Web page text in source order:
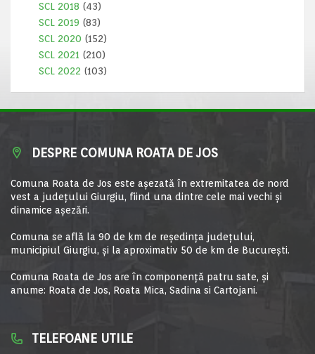
SCL 2018 (43)
SCL 2019 (83)
SCL 2020 (152)
SCL 2021 (210)
SCL 2022 (103)
DESPRE COMUNA ROATA DE JOS
Comuna Roata de Jos este aşezată în extremitatea de nord
vest a judeţului Giurgiu, fiind una dintre cele mai vechi şi
dinamice aşezări.
Comuna se află la 90 de km de reşedinţa judeţului,
municipiul Giurgiu, şi la aproximativ 50 de km de Bucureşti.
Comuna Roata de Jos are în componență patru sate, și
anume: Roata de Jos, Roata Mica, Sadina si Cartojani.
TELEFOANE UTILE